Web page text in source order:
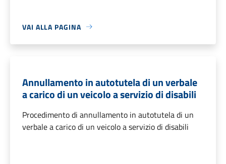
VAI ALLA PAGINA
Annullamento in autotutela di un verbale
a carico di un veicolo a servizio di disabili
Procedimento di annullamento in autotutela di un
verbale a carico di un veicolo a servizio di disabili